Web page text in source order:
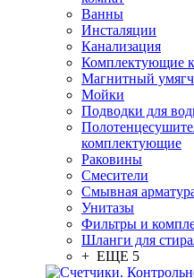
Ванны
Инсталяции
Канализация
Комплектующие
Магнитный
Мойки
Подводки для
комплектующие
Раковины
Смесители
Смывная
Унитазы
Фильтры и
Шланги для
+ ЕЩЕ 5